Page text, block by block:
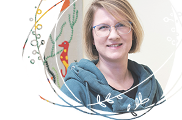
Marina Weiser